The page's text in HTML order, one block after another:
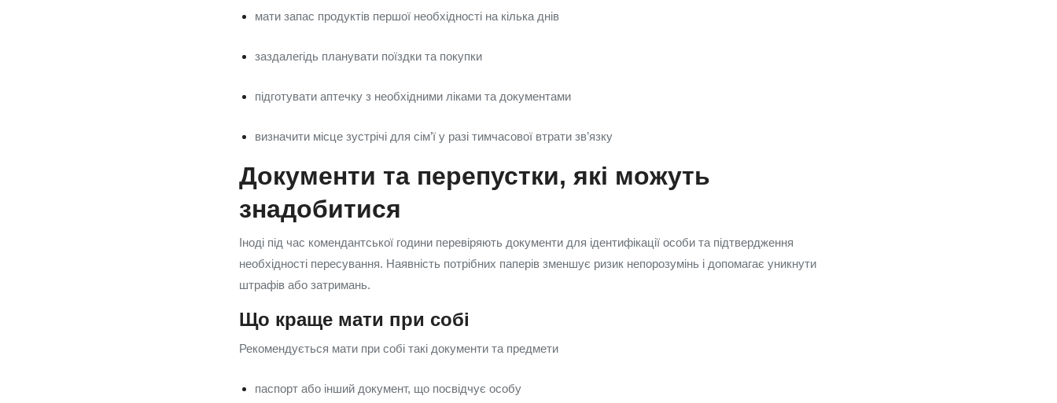
мати запас продуктів першої необхідності на кілька днів
заздалегідь планувати поїздки та покупки
підготувати аптечку з необхідними ліками та документами
визначити місце зустрічі для сім’ї у разі тимчасової втрати зв’язку
Документи та перепустки, які можуть
знадобитися
Іноді під час комендантської години перевіряють документи для ідентифікації особи та підтвердження
необхідності пересування. Наявність потрібних паперів зменшує ризик непорозумінь і допомагає уникнути
штрафів або затримань.
Що краще мати при собі
Рекомендується мати при собі такі документи та предмети
паспорт або інший документ, що посвідчує особу